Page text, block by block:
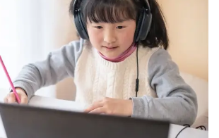
087-887-7663
Webからのお問い合わせ
CONTACT